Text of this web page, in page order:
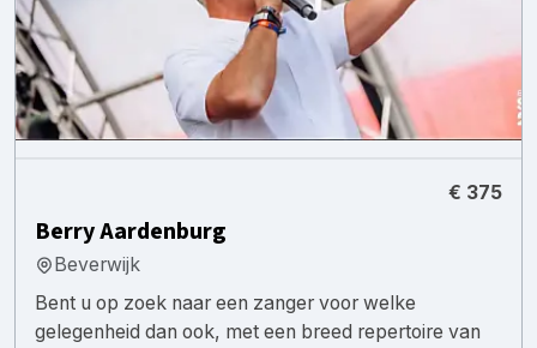
€ 375
Berry Aardenburg
Beverwijk
Bent u op zoek naar een zanger voor welke
gelegenheid dan ook, met een breed repertoire van